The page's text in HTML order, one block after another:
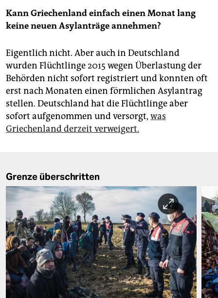
Kann Griechenland einfacheinen Monat lang
keine neuen Asylanträgeannehmen?
Eigentlich nicht. Aber auch in Deutschland
wurden Flüchtlinge 2015 wegen Überlastung der
Behörden nicht sofort registriert und konnten oft
erst nach Monaten einen förmlichen Asylantrag
stellen. Deutschland hat die Flüchtlinge aber
sofort aufgenommen und versorgt, was
Griechenland derzeit verweigert.
Grenze überschritten